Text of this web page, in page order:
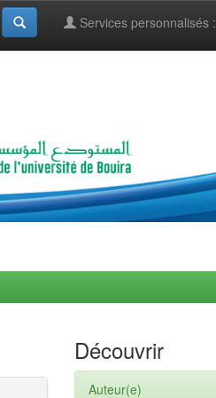
Services personnalisés :
Découvrir
Auteur(e)